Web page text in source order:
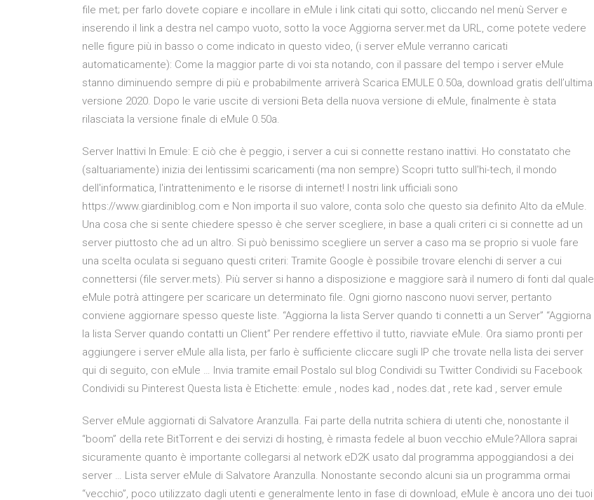
file met; per farlo dovete copiare e incollare in eMule i link citati qui sotto, cliccando nel menù Server e
inserendo il link a destra nel campo vuoto, sotto la voce Aggiorna server.met da URL, come potete vedere
nelle figure più in basso o come indicato in questo video, (i server eMule verranno caricati
automaticamente): Come la maggior parte di voi sta notando, con il passare del tempo i server eMule
stanno diminuendo sempre di più e probabilmente arriverà Scarica EMULE 0.50a, download gratis dell’ultima
versione 2020. Dopo le varie uscite di versioni Beta della nuova versione di eMule, finalmente è stata
rilasciata la versione finale di eMule 0.50a.
Server Inattivi In Emule: E ciò che è peggio, i server a cui si connette restano inattivi. Ho constatato che
(saltuariamente) inizia dei lentissimi scaricamenti (ma non sempre) Scopri tutto sull'hi-tech, il mondo
dell'informatica, l'intrattenimento e le risorse di internet! I nostri link ufficiali sono
https://www.giardiniblog.com e Non importa il suo valore, conta solo che questo sia definito Alto da eMule.
Una cosa che si sente chiedere spesso è che server scegliere, in base a quali criteri ci si connette ad un
server piuttosto che ad un altro. Si può benissimo scegliere un server a caso ma se proprio si vuole fare
una scelta oculata si seguano questi criteri: Tramite Google è possibile trovare elenchi di server a cui
connettersi (file server.mets). Più server si hanno a disposizione e maggiore sarà il numero di fonti dal quale
eMule potrà attingere per scaricare un determinato file. Ogni giorno nascono nuovi server, pertanto
conviene aggiornare spesso queste liste. “Aggiorna la lista Server quando ti connetti a un Server” “Aggiorna
la lista Server quando contatti un Client” Per rendere effettivo il tutto, riavviate eMule. Ora siamo pronti per
aggiungere i server eMule alla lista, per farlo è sufficiente cliccare sugli IP che trovate nella lista dei server
qui di seguito, con eMule … Invia tramite email Postalo sul blog Condividi su Twitter Condividi su Facebook
Condividi su Pinterest Questa lista è Etichette: emule , nodes kad , nodes.dat , rete kad , server emule
Server eMule aggiornati di Salvatore Aranzulla. Fai parte della nutrita schiera di utenti che, nonostante il
“boom” della rete BitTorrent e dei servizi di hosting, è rimasta fedele al buon vecchio eMule?Allora saprai
sicuramente quanto è importante collegarsi al network eD2K usato dal programma appoggiandosi a dei
server … Lista server eMule di Salvatore Aranzulla. Nonostante secondo alcuni sia un programma ormai
“vecchio”, poco utilizzato dagli utenti e generalmente lento in fase di download, eMule è ancora uno dei tuoi